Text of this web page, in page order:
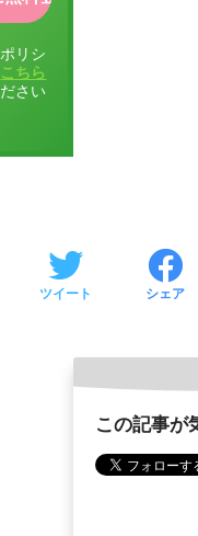
リシ
こちら
さい
ツイート シェア
この記事が